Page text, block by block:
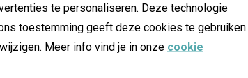
te personaliseren. Deze technologie
toestemming geeft deze cookies te gebruiken.
Meer info vind je in onze cookie